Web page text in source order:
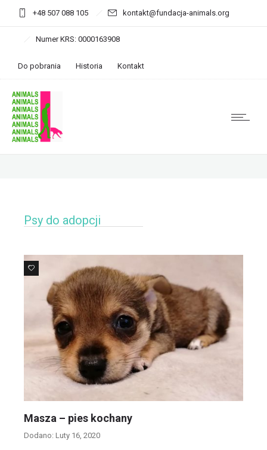
+48 507 088 105 kontakt@fundacja-animals.org
Numer KRS: 0000163908
Do pobrania Historia Kontakt
Psy do adopcji
62
Masza – pies kochany
Dodano: Luty 16, 2020